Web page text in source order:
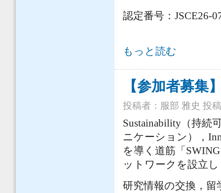
認定番号：JSCE26-
第29回 橋に関するシンポジウム「
もっと読む
【参加者募集
投稿者： 服部 雅史 投
Sustainability（持続
ニケーション），
を導く道筋「
ットワークを設立
研究情報の交換，